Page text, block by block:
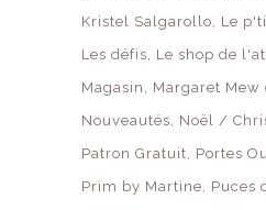
Kristel Salgarollo
Le
Les défis
Le shop de
Magasin
Margaret Mew
Nouveautés
Noël /
Patron Gratuit
Portes
Prim by Martine
Puces